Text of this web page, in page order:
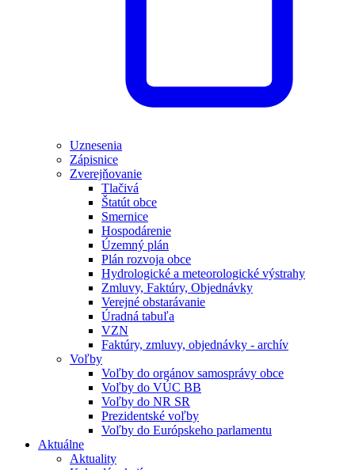
Uznesenia
Zápisnice
Zverejňovanie
Tlačivá
Štatút obce
Smernice
Hospodárenie
Územný plán
Plán rozvoja obce
Hydrologické a meteorologické výstrahy
Zmluvy, Faktúry, Objednávky
Verejné obstarávanie
Úradná tabuľa
VZN
Faktúry, zmluvy, objednávky - archív
Voľby
Voľby do orgánov samosprávy obce
Voľby do VÚC BB
Voľby do NR SR
Prezidentské voľby
Voľby do Európskeho parlamentu
Aktuálne
Aktuality